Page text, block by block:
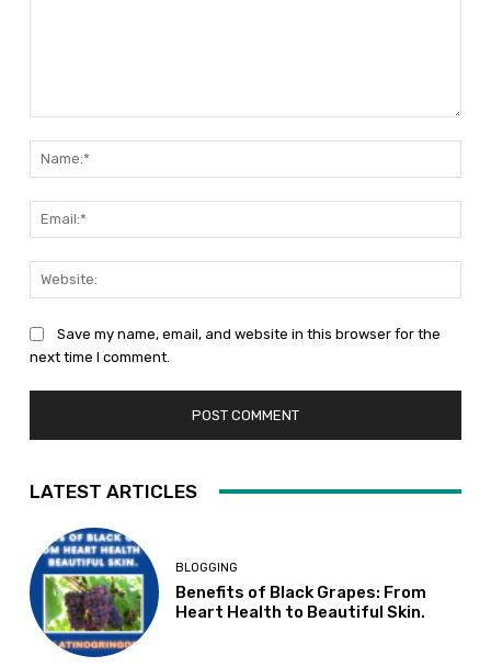
Save my name, email, and website in this browser for the
next time I comment.
LATEST ARTICLES
BLOGGING
Benefits of Black Grapes: From
Heart Health to Beautiful Skin.